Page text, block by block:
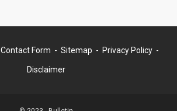
Contact Form Sitemap Privacy Policy
Disclaimer